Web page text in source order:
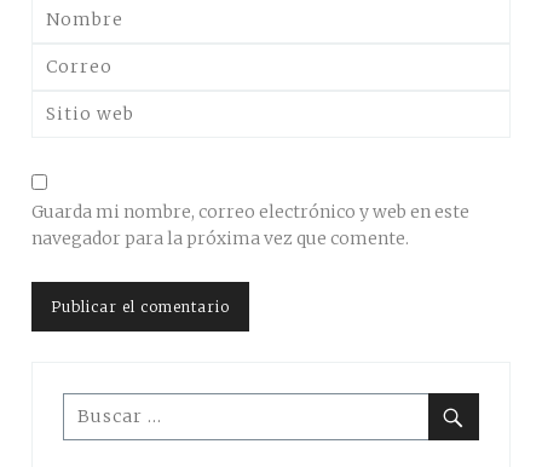
Guarda mi nombre, correo electrónico y web en este
navegador para la próxima vez que comente.
Buscar: